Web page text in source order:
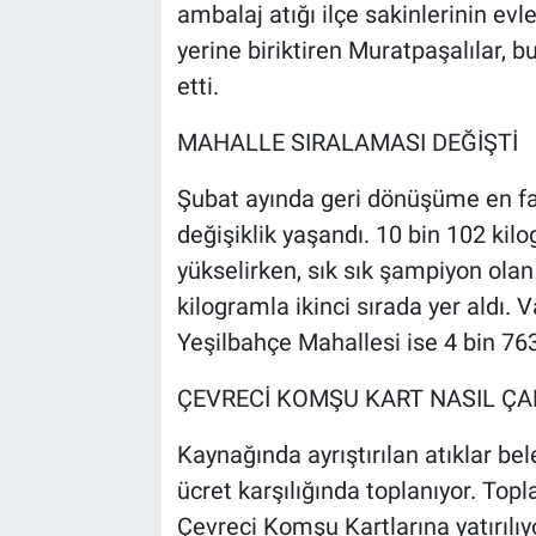
ambalaj atığı ilçe sakinlerinin
yerine biriktiren Muratpaşalılar,
etti.
MAHALLE SIRALAMASI DEĞİŞTİ
Şubat ayında geri dönüşüme en
değişiklik yaşandı. 10 bin 102
yükselirken, sık sık şampiyon
kilogramla ikinci sırada yer aldı.
Yeşilbahçe Mahallesi ise 4 bin
ÇEVRECİ KOMŞU KART NASIL
Kaynağında ayrıştırılan atıklar
ücret karşılığında toplanıyor.
Çevreci Komşu Kartlarına